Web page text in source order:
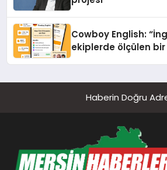
Cowboy English:
ekiplerde ölçülen
Haberin Doğru